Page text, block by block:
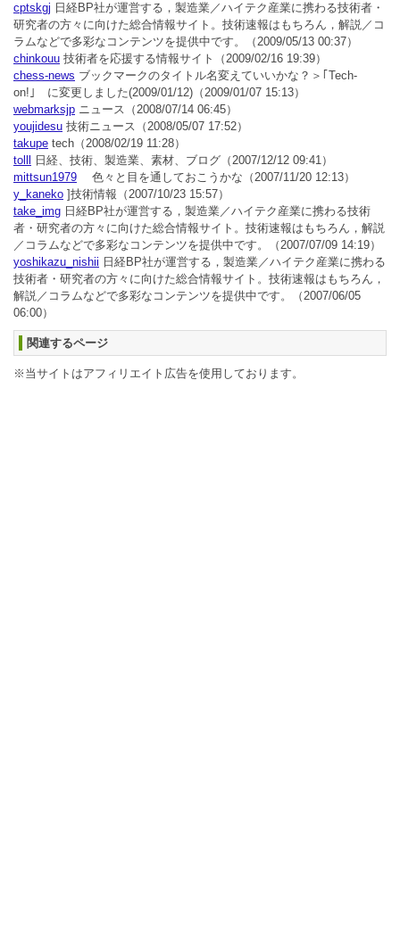
cptskgj 日経BP社が運営する，製造業／ハイテク産業に携わる技術者・
研究者の方々に向けた総合情報サイト。技術速報はもちろん，解説／コ
ラムなどで多彩なコンテンツを提供中です。
（2009/05/13 00:37）
chinkouu 技術者を応援する情報サイト
（2009/02/16 19:39）
chess-news ブックマークのタイトル名変えていいかな？＞｢Tech-
on!｣ に変更しました(2009/01/12) （2009/01/07 15:13）
webmarksjp ニュース （2008/07/14 06:45）
youjidesu 技術ニュース （2008/05/07 17:52）
takupe tech （2008/02/19 11:28）
tolll
日経、技術、製造業、素材、ブログ （2007/12/12 09:41）
mittsun1979 色々と目を通しておこうかな （2007/11/20 12:13）
y_kaneko ]技術情報 （2007/10/23 15:57）
take_img 日経BP社が運営する，製造業／ハイテク産業に携わる技術
者・研究者の方々に向けた総合情報サイト。技術速報はもちろん，解説
／コラムなどで多彩なコンテンツを提供中です。
（2007/07/09 14:19）
yoshikazu_nishii 日経BP社が運営する，製造業／ハイテク産業に携わる
技術者・研究者の方々に向けた総合情報サイト。技術速報はもちろん，
解説／コラムなどで多彩なコンテンツを提供中です。
（2007/06/05
06:00）
関連するページ
※当サイトはアフィリエイト広告を使用しております。